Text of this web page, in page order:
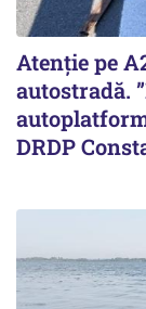
Atenție pe
autostradă.
DRDP